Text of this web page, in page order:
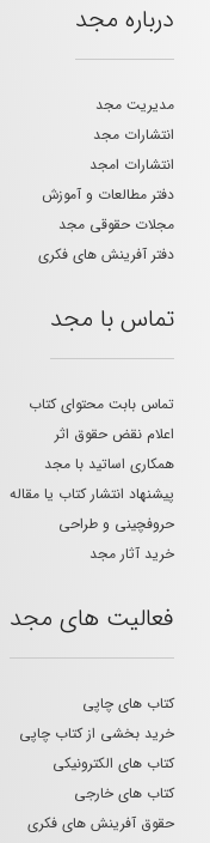
درباره مجد
مدیریت مجد
انتشارات مجد
انتشارات امجد
دفتر مطالعات و آموزش
مجلات حقوقی مجد
دفتر آفرینش های فکری
تماس با مجد
تماس بابت محتوای کتاب
اعلام نقض حقوق اثر
همکاری اساتید با مجد
پیشنهاد انتشار کتاب یا مقاله
حروفچینی و طراحی
خرید آثار مجد
فعالیت های مجد
کتاب های چاپی
خرید بخشی از کتاب چاپی
کتاب های الکترونیکی
کتاب های خارجی
حقوق آفرینش های فکری